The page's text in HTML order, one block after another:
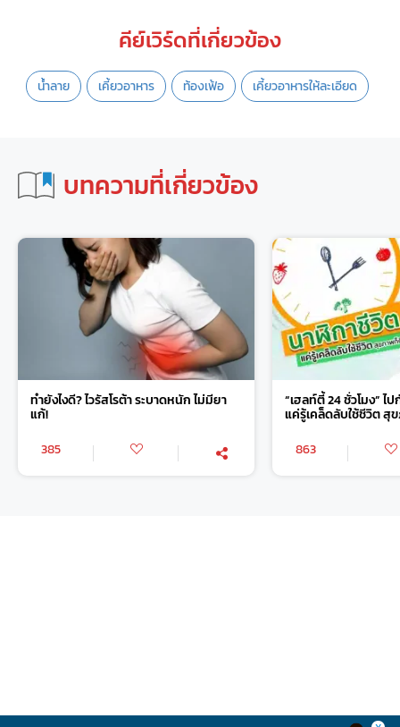
คีย์เวิร์ดที่เกี่ยวข้อง
น้ำลาย เคี้ยวอาหาร ท้องเฟ้อ เคี้ยวอาหารให้ละเอียด
บทความที่เกี่ยวข้อง
ทำยังไงดี? ไวรัสโรต้า ระบาดหนัก ไม่มียา
แก้!
385
“เฮลท์ตี้ 24 ชั่วโมง” ไ
แค่รู้เคล็ดลับใช้ชีวิต สุ
863